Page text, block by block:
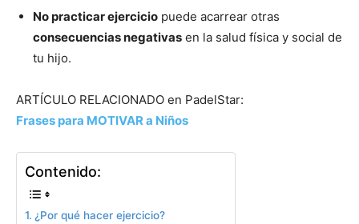
No practicar ejercicio puede acarrear otras
consecuencias negativas en la salud física y social de
tu hijo.
ARTÍCULO RELACIONADO en PadelStar:
Frases para MOTIVAR a Niños
Contenido:
¿Por qué hacer ejercicio?